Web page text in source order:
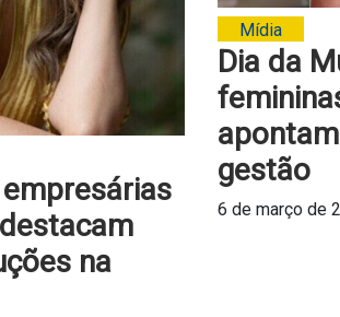
na
Mídia
Dia da
gestão
6 de março de